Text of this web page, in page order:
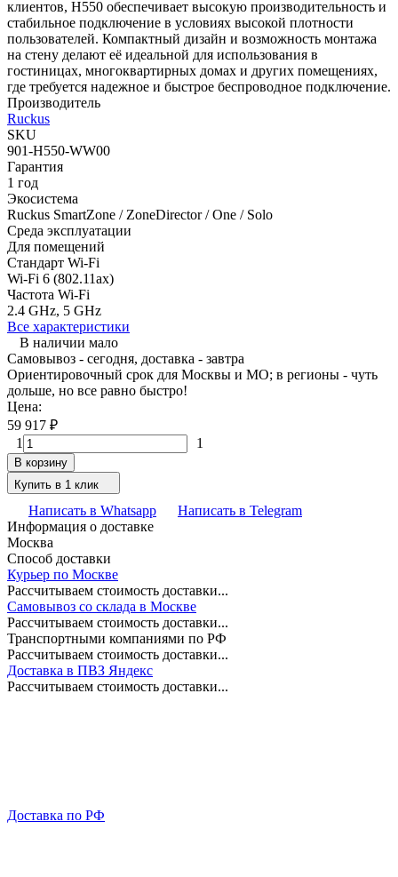
клиентов, H550 обеспечивает высокую производительность и
стабильное подключение в условиях высокой плотности
пользователей. Компактный дизайн и возможность монтажа
на стену делают её идеальной для использования в
гостиницах, многоквартирных домах и других помещениях,
где требуется надежное и быстрое беспроводное подключение.
Производитель
Ruckus
SKU
901-H550-WW00
Гарантия
1 год
Экосистема
Ruckus SmartZone / ZoneDirector / One / Solo
Среда эксплуатации
Для помещений
Стандарт Wi-Fi
Wi-Fi 6 (802.11ax)
Частота Wi-Fi
2.4 GHz, 5 GHz
Все характеристики
В наличии мало
Самовывоз - сегодня, доставка - завтра
Ориентировочный срок для Москвы и МО; в регионы - чуть
дольше, но все равно быстро!
Цена:
59 917 ₽
1
1
В корзину
Купить в 1 клик
Написать в Whatsapp
Написать в Telegram
Информация о доставке
Москва
Способ доставки
Курьер по Москве
Рассчитываем стоимость доставки...
Самовывоз со склада в Москве
Рассчитываем стоимость доставки...
Транспортными компаниями по РФ
Рассчитываем стоимость доставки...
Доставка в ПВЗ Яндекс
Рассчитываем стоимость доставки...
Доставка по РФ